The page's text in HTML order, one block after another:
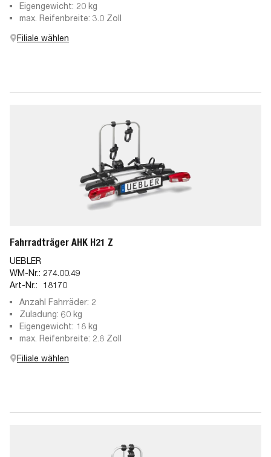
Eigengewicht: 20 kg
max. Reifenbreite: 3.0 Zoll
Filiale wählen
Fahrradträger AHK H21 Z
UEBLER
WM-Nr.: 274.00.49
Art-Nr.:
18170
Anzahl Fahrräder: 2
Zuladung: 60 kg
Eigengewicht: 18 kg
max. Reifenbreite: 2.8 Zoll
Filiale wählen